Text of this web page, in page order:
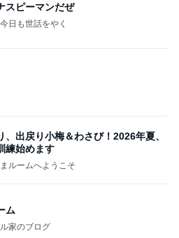
スピーマンだぜ
日も世話をやく
、出戻り小梅＆わさび！2026年夏、
練始めます
ルームへようこそ
ム
家のブログ